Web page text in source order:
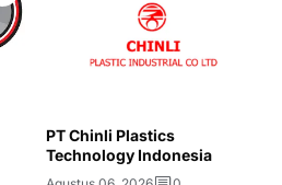
PT Chinli Plastics
Technology Indonesia